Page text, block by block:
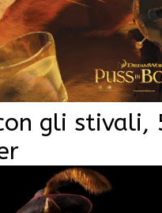
gli stivali,